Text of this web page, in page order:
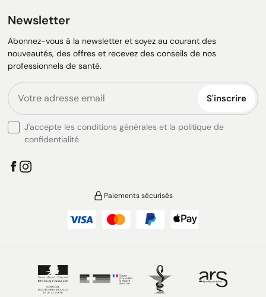
Newsletter
Abonnez-vous à la newsletter et soyez au courant des
nouveautés, des offres et recevez des conseils de nos
professionnels de santé.
S'inscrire
J'accepte les conditions générales et la politique de
confidentialité
Paiements sécurisés